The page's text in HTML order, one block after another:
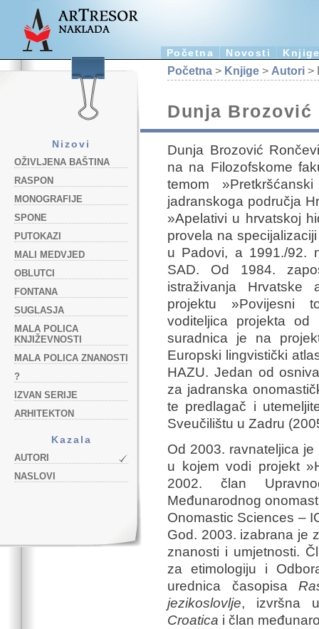
Početna Novosti
Nizovi
OŽIVLJENA BAŠTINA
RASPON
MONOGRAFIJE
SPONE
PUTOKAZI
MALI MEDVJED
OBLUTCI
FONTANA
SUGLASJA
MALA POLICA
KNJIŽEVNOSTI
MALA POLICA ZNANOSTI
?
IZVAN SERIJE
ARHITEKTON
Kazala
AUTORI
NASLOVI
Početna > Knjige > Autori >
Dunja Brozović
Dunja Brozović
na na Filozofskome
temom
jadranskoga područja
»Apelativi u hrvatskoj
provela na
u Padovi, a 1991./92.
SAD. Od 1984.
istraživanja Hrvatske
projektu »Povijesni
voditeljica projekta od
suradnica je na
Europski lingvistički
HAZU. Jedan od
za jadranska
te predlagač i
Sveučilištu u Zadru
Od 2003. ravnateljica
u kojem vodi projekt
2002. član
Međunarodnog
Onomastic Sciences –
God. 2003. izabrana je
znanosti i umjetnosti.
za etimologiju i
urednica časopisa
jezikoslovlje, izvršna
Croatica i član